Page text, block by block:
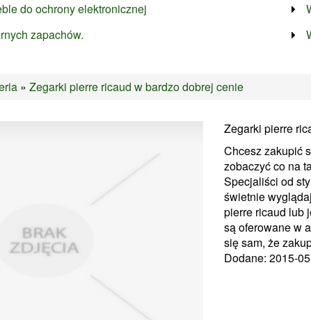
do ochrony elektronicznej
zapachów.
» Zegarki pierre ricaud w bardzo dobrej cenie
Zegarki pierre
Chcesz zakupić
zobaczyć co na
Specjaliści od
świetnie
pierre ricaud lub
są oferowane w
się sam, że
Dodane: 2015-